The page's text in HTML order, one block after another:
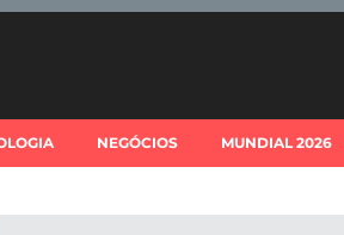
NEGÓCIOS MUNDIAL 2026